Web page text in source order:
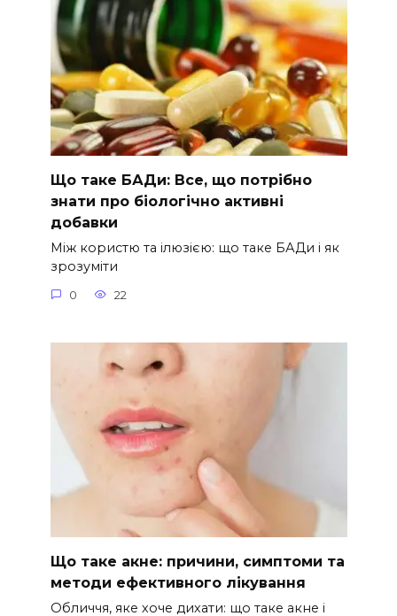
Що таке БАДи: Все, що потрібно
знати про біологічно активні
добавки
Між користю та ілюзією: що таке БАДи і як
зрозуміти
0 22
Що таке акне: причини, симптоми та
методи ефективного лікування
Обличчя, яке хоче дихати: що таке акне і